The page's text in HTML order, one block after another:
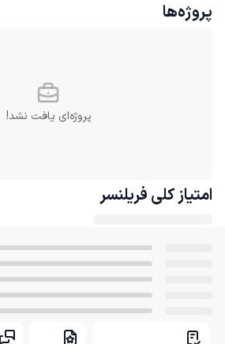
پروژه‌ها
پروژه‌ای یافت نشد!
امتیاز کلی فریلنسر